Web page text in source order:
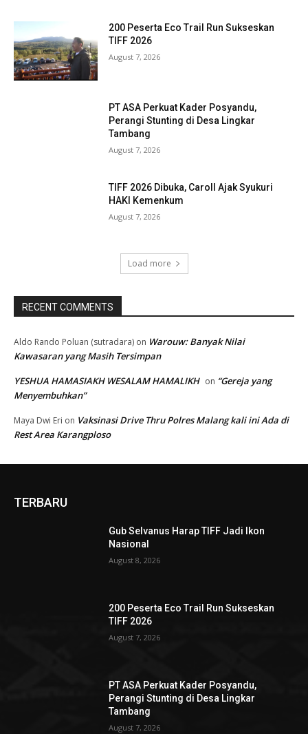
200 Peserta Eco Trail Run Sukseskan
TIFF 2026
August 7, 2026
PT ASA Perkuat Kader Posyandu,
Perangi Stunting di Desa Lingkar
Tambang
August 7, 2026
TIFF 2026 Dibuka, Caroll Ajak Syukuri
HAKI Kemenkum
August 7, 2026
Load more
RECENT COMMENTS
Aldo Rando Poluan (sutradara) on Warouw: Banyak Nilai
Kawasaran yang Masih Tersimpan
YESHUA HAMASIAKH WESALAM HAMALIKH on “Gereja yang
Menyembuhkan”
Maya Dwi Eri on Vaksinasi Drive Thru Polres Malang kali ini Ada di
Rest Area Karangploso
TERBARU
Gub Selvanus Harap TIFF Jadi Ikon
Nasional
August 8, 2026
200 Peserta Eco Trail Run Sukseskan
TIFF 2026
August 7, 2026
PT ASA Perkuat Kader Posyandu,
Perangi Stunting di Desa Lingkar
Tambang
August 7, 2026